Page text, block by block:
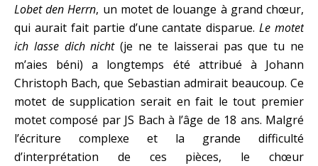
Lobet den Herrn, un motet de louange à grand chœur,
qui aurait fait partie d’une cantate disparue.Le motet
ich lasse dich nicht(je ne te laisserai pas que tu ne
m’aies béni) a longtemps été attribué à Johann
Christoph Bach, que Sebastian admirait beaucoup. Ce
motet de supplication serait en fait le tout premier
motet composé par JS Bach à l’âge de 18 ans. Malgré
l’écriture complexe et la grande difficulté
d’interprétation de ces pièces, le chœur